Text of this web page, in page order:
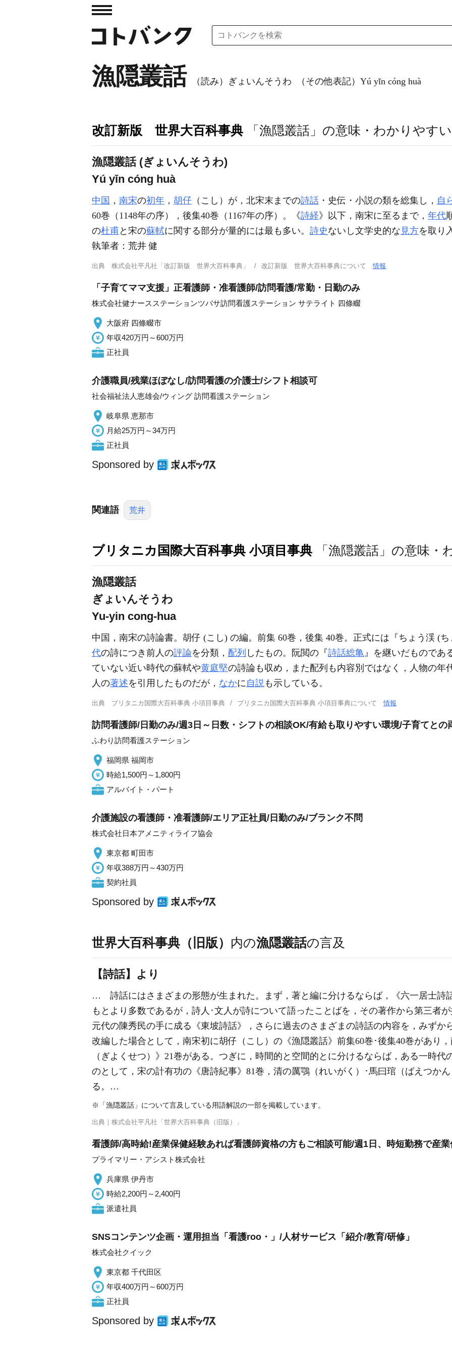
漁隠叢話 （読み）ぎょいんそうわ （その他表記）Yú yǐn cóng huà
改訂新版 世界大百科事典 「漁隠叢話」の意味・わかりやす
漁隠叢話 (ぎょいんそうわ)
Yú yǐn cóng huà
中国 ， 南宋の初年 ， 胡仔 （こし）が，北宋末までの詩話 ・史伝・小説の類を総集し， 自
60巻（1148年の序），後集40巻（1167年の序）。《詩経》以下，南宋に至るまで， 年代
の杜甫と宋の蘇軾に関する部分が量的には最も多い。 詩史 ないし文学史的な 見方を取り
執筆者： 荒井 健
出典 株式会社平凡社「改訂新版 世界大百科事典」 改訂新版 世界大百科事典について情報
「子育てママ支援」正看護師・准看護師/訪問看護/常勤・日勤のみ
株式会社健ナースステーションツバサ訪問看護ステーション サテライト 四條畷
大阪府 四條畷市
年収420万円～600万円
正社員
介護職員/残業ほぼなし/訪問看護の介護士/シフト相談可
社会福祉法人恵雄会/ウィング 訪問看護ステーション
岐阜県 恵那市
月給25万円～34万円
正社員
Sponsored by
関連語 荒井
ブリタニカ国際大百科事典 小項目事典 「漁隠叢話」の意味・
漁隠叢話
ぎょいんそうわ
Yu-yin cong-hua
中国，南宋の詩論書。胡仔 (こし) の編。前集 60巻，後集 40巻。正式には『ちょう渓 (ち
代の詩につき前人の評論を分類， 配列 したもの。阮閲の『詩話総亀 』を継いだものであ
ていない近い時代の蘇軾や黄庭堅の詩論も収め，また配列も内容別ではなく，人物の年
人の著述を引用したものだが， なかに 自説 も示している。
出典 ブリタニカ国際大百科事典 小項目事典 ブリタニカ国際大百科事典 小項目事典について情報
訪問看護師/日勤のみ/週3日～日数・シフトの相談OK/有給も取りやすい環境/子育てとの
ふわり訪問看護ステーション
福岡県 福岡市
時給1,500円～1,800円
アルバイト・パート
介護施設の看護師・准看護師/エリア正社員/日勤のみ/ブランク不問
株式会社日本アメニティライフ協会
東京都 町田市
年収388万円～430万円
契約社員
Sponsored by
世界大百科事典（旧版） 内の漁隠叢話の言及
【詩話】より
… 詩話にはさまざまの形態が生まれた。まず，著と編に分けるならば，《六一居士詩
もとより多数であるが，詩人･文人が詩について語ったことばを，その著作から第三者
元代の陳秀民の手に成る《東坡詩話》，さらに過去のさまざまの詩話の内容を，みずか
改編した場合として，南宋初に胡仔（こし）の《漁隠叢話》前集60巻･後集40巻があり
（ぎよくせつ）》21巻がある。つぎに，時間的と空間的とに分けるならば，ある一時代
のとして，宋の計有功の《唐詩紀事》81巻，清の厲鶚（れいがく）･馬曰琯（ばえつか
る。…
※「漁隠叢話」について言及している用語解説の一部を掲載しています。
出典｜ 株式会社平凡社「世界大百科事典（旧版）」
看護師/高時給!産業保健経験あれば看護師資格の方もご相談可能/週1日、時短勤務で産
プライマリー・アシスト株式会社
兵庫県 伊丹市
時給2,200円～2,400円
派遣社員
SNSコンテンツ企画・運用担当「看護roo・」/人材サービス「紹介/教育/研修」
株式会社クイック
東京都 千代田区
年収400万円～600万円
正社員
Sponsored by